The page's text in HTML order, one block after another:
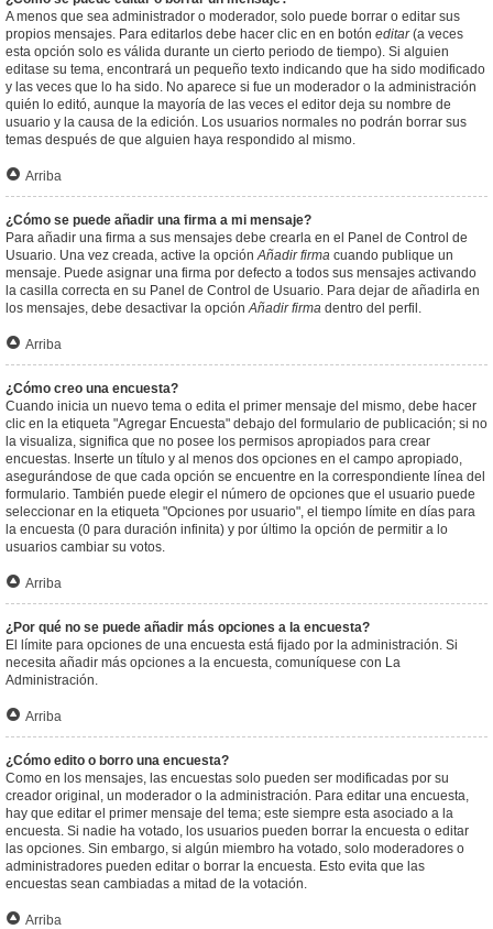
A menos que sea administrador o moderador, solo puede borrar o editar sus
propios mensajes. Para editarlos debe hacer clic en en botón editar(a veces
esta opción solo es válida durante un cierto periodo de tiempo). Si alguien
editase su tema, encontrará un pequeño texto indicando que ha sido modificado
y las veces que lo ha sido. No aparece si fue un moderador o la administración
quién lo editó, aunque la mayoría de las veces el editor deja su nombre de
usuario y la causa de la edición. Los usuarios normales no podrán borrar sus
temas después de que alguien haya respondido al mismo.
Arriba
¿Cómo se puede añadir una firma a mi mensaje?
Para añadir una firma a sus mensajes debe crearla en el Panel de Control de
Usuario. Una vez creada, active la opciónAñadir firma cuando publique un
mensaje. Puede asignar una firma por defecto a todos sus mensajes activando
la casilla correcta en su Panel de Control de Usuario. Para dejar de añadirla en
los mensajes, debe desactivar la opciónAñadir firma dentro del perfil.
Arriba
¿Cómo creo una encuesta?
Cuando inicia un nuevo tema o edita el primer mensaje del mismo, debe hacer
clic en la etiqueta "Agregar Encuesta" debajo del formulario de publicación; si no
la visualiza, significa que no posee los permisos apropiados para crear
encuestas. Inserte un título y al menos dos opciones en el campo apropiado,
asegurándose de que cada opción se encuentre en la correspondiente línea del
formulario. También puede elegir el número de opciones que el usuario puede
seleccionar en la etiqueta "Opciones por usuario", el tiempo límite en días para
la encuesta (0 para duración infinita) y por último la opción de permitir a lo
usuarios cambiar su votos.
Arriba
¿Por qué no se puede añadir más opciones a la encuesta?
El límite para opciones de una encuesta está fijado por la administración. Si
necesita añadir más opciones a la encuesta, comuníquese con La
Administración.
Arriba
¿Cómo edito o borro una encuesta?
Como en los mensajes, las encuestas solo pueden ser modificadas por su
creador original, un moderador o la administración. Para editar una encuesta,
hay que editar el primer mensaje del tema; este siempre esta asociado a la
encuesta. Si nadie ha votado, los usuarios pueden borrar la encuesta o editar
las opciones. Sin embargo, si algún miembro ha votado, solo moderadores o
administradores pueden editar o borrar la encuesta. Esto evita que las
encuestas sean cambiadas a mitad de la votación.
Arriba